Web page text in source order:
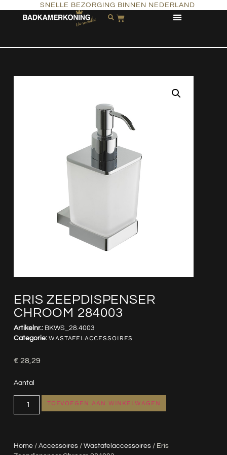
SNELLE BEZORGING BINNEN NEDERLAND
ERIS ZEEPDISPENSER
CHROOM 284003
Home/ Accessoires/ Wastafelaccessoires/ Eris
Artikelnr.: BKWS_28.4003
Categorie: WASTAFELACCESSOIRES
€ 28,29
Aantal
TOEVOEGEN AAN WINKELWAGEN